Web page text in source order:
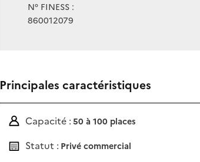
N° FINESS :
860012079
Principales caractéristiques
Capacité : 50 à 100 places
Statut : Privé commercial